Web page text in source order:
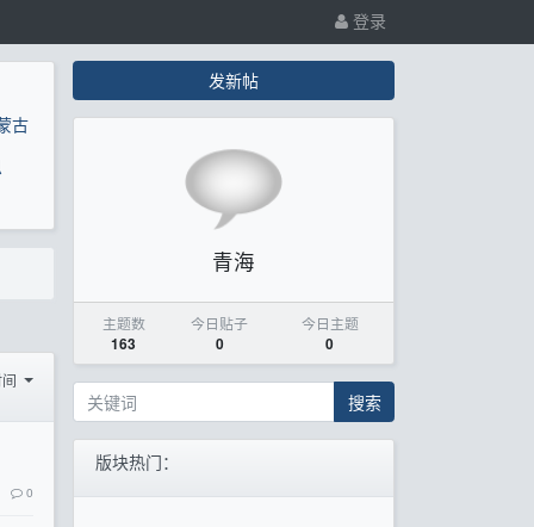
登录
古
0
发新帖
青海
主题数
163
今日贴子
0
今日主题
0
搜索
版块热门：